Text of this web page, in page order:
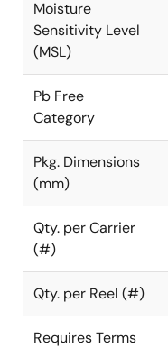
Moisture
Sensitivity Level
(MSL)
Pb Free
Category
Pkg. Dimensions
(mm)
Qty. per Carrier
(#)
Qty. per Reel (#)
Requires Terms